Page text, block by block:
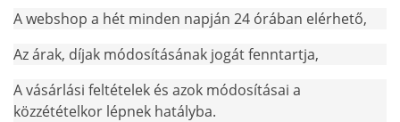
A webshop a hét minden napján 24 órában elérhető,
Az árak, díjak módosításának jogát fenntartja,
A vásárlási feltételek és azok módosításai a
közzétételkor lépnek hatályba.